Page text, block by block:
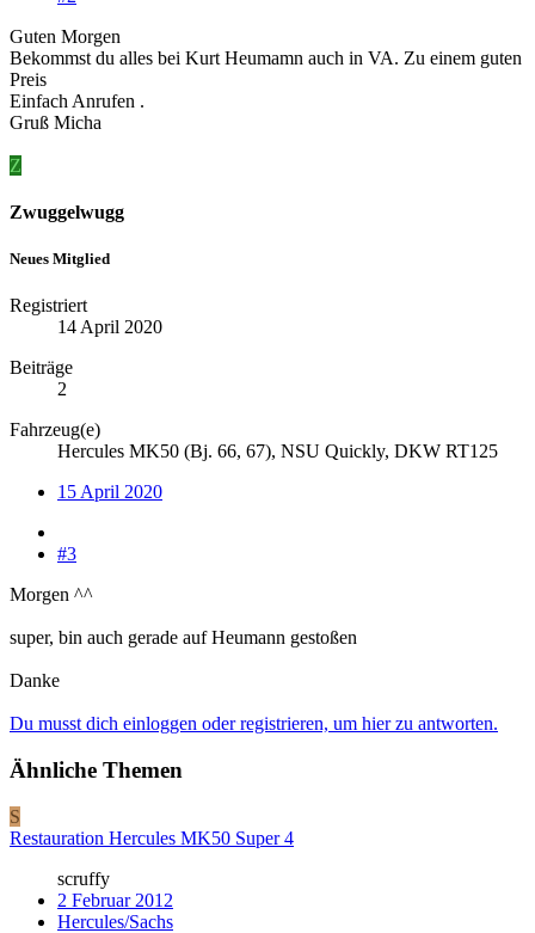
Guten Morgen
Bekommst du alles bei Kurt Heumamn auch in VA. Zu einem guten
Preis
Einfach Anrufen .
Gruß Micha
Z
Zwuggelwugg
Neues Mitglied
Registriert
14 April 2020
Beiträge
2
Fahrzeug(e)
Hercules MK50 (Bj. 66, 67), NSU Quickly, DKW RT125
15 April 2020
#3
Morgen ^^
super, bin auch gerade auf Heumann gestoßen
Danke
Du musst dich einloggen oder registrieren, um hier zu antworten.
Ähnliche Themen
S
Restauration Hercules MK50 Super 4
scruffy
2 Februar 2012
Hercules/Sachs